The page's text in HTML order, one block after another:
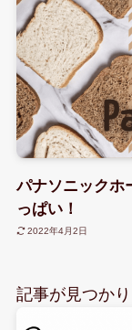
パナソニックホ
っぱい！
2022年4月2日
記事が見つかり